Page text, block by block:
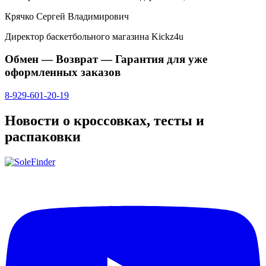
Крячко Сергей Владимирович
Директор баскетбольного магазина Kickz4u
Обмен — Возврат — Гарантия для уже
оформленных заказов
8-929-601-20-19
Новости о кроссовках, тесты и
распаковки